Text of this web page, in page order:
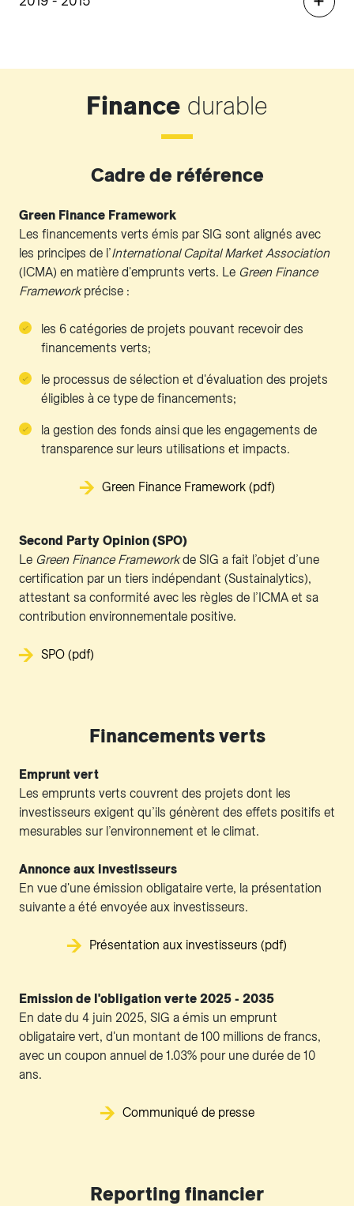
Finance durable
Cadre de référence
Green Finance Framework
Les financements verts émis par SIG sont alignés avec
les principes de l’International Capital Market Association
(ICMA) en matière d'emprunts verts. Le Green Finance
Frameworkprécise :
les 6 catégories de projets pouvant recevoir des
financements verts;
le processus de sélection et d'évaluation des projets
éligibles à ce type de financements;
la gestion des fonds ainsi que les engagements de
transparence sur leurs utilisations et impacts.
Green Finance Framework (pdf)
Second Party Opinion (SPO)
Le Green Finance Frameworkde SIG a fait l’objet d’une
certification par un tiers indépendant (Sustainalytics),
attestant sa conformité avec les règles de l’ICMA et sa
contribution environnementale positive.
SPO (pdf)
Financements verts
Emprunt vert
Les emprunts verts couvrent des projets dont les
investisseurs exigent qu’ils génèrent des effets positifs et
mesurables sur l’environnement et le climat.
Annonce aux investisseurs
En vue d'une émission obligataire verte, la présentation
suivante a été envoyée aux investisseurs.
Présentation aux investisseurs (pdf)
Emission de l'obligation verte 2025 - 2035
En date du 4 juin 2025, SIG a émis un emprunt
obligataire vert, d'un montant de 100 millions de francs,
avec un coupon annuel de 1.03% pour une durée de 10
ans.
Communiqué de presse
Reporting financier